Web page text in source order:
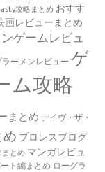
攻略まとめ おすす
画レビューまとめ
ゲームレビュ
ーメンレビュー ゲ
ム攻略
まとめ デイヴ・ザ・
め プロレスブログ
まとめ マンガレビュ
ト編まとめ ローグラ